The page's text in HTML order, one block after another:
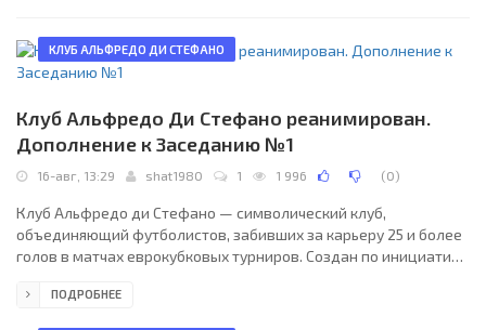
марафон чуточку быстрее – в пятьдесят недель!Дабы не
выбиваться с самого начала из этого графика, рассмотрим
КЛУБ АЛЬФРЕДО ДИ СТЕФАНО
Клуб Альфредо Ди Стефано реанимирован.
Дополнение к Заседанию №1
16-авг, 13:29 shat1980 1 1 996 (0)
Клуб Альфредо ди Стефано — символический клуб,
объединяющий футболистов, забивших за карьеру 25 и более
голов в матчах еврокубковых турниров. Создан по инициативе
будет специальный раздел Клуб Альфредо Ди Стефано Клуб
ПОДРОБНЕЕ